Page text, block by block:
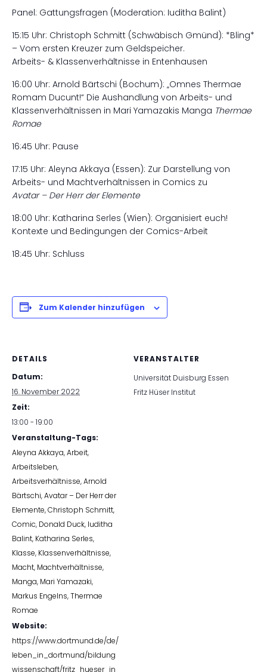
Panel: Gattungsfragen (Moderation: Iuditha Balint)
15:15 Uhr: Christoph Schmitt (Schwäbisch Gmünd): *Bling*
– Vom ersten Kreuzer zum Geldspeicher.
Arbeits- & Klassenverhältnisse in Entenhausen
16:00 Uhr: Arnold Bärtschi (Bochum): „Omnes Thermae
Romam Ducunt!“ Die Aushandlung von Arbeits- und
Klassenverhältnissen in Mari Yamazakis Manga Thermae
Romae
16:45 Uhr: Pause
17:15 Uhr: Aleyna Akkaya (Essen): Zur Darstellung von
Arbeits- und Machtverhältnissen in Comics zu
Avatar – Der Herr der Elemente
18:00 Uhr: Katharina Serles (Wien): Organisiert euch!
Kontexte und Bedingungen der Comics-Arbeit
18:45 Uhr: Schluss
Zum Kalender hinzufügen
DETAILS
Datum:
16. November 2022
Zeit:
13:00 - 19:00
Veranstaltung-Tags:
Aleyna Akkaya,Arbeit,
Arbeitsleben,
Arbeitsverhältnisse,Arnold
Bärtschi,Avatar – Der Herr der
Elemente,Christoph Schmitt,
Comic, Donald Duck, Iuditha
Balint, Katharina Serles,
Klasse, Klassenverhältnisse,
Macht, Machtverhältnisse,
Manga, Mari Yamazaki,
Markus Engelns,Thermae
Romae
Website:
https://www.dortmund.de/de/
leben_in_dortmund/bildung
wissenschaft/fritz_hueser_in
VERANSTALTER
Universität Duisburg Essen
Fritz Hüser Institut